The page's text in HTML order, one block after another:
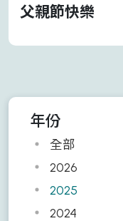
父親節快樂
年份
全部
2026
2025
2024